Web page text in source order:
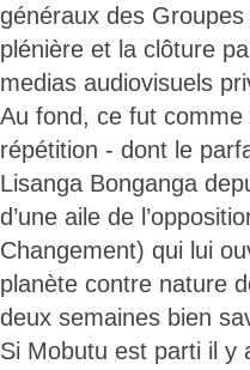
généraux des
plénière et la clôture
medias audiovisuels
Au fond, ce fut
répétition - dont le
Lisanga Bonganga
d’une aile de
Changement) qui lui
planète contre nature
deux semaines bien
Si Mobutu est parti il y